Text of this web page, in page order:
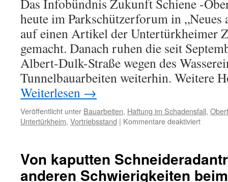
Das Infobündnis Zukunft Schiene -
heute im Parkschützerforum in „Neues
auf einen Artikel der Untertürkheimer
gemacht. Danach ruhen die seit
Albert-Dulk-Straße wegen des
Tunnelbauarbeiten weiterhin. Weitere
Weiterlesen →
Veröffentlicht unter Bauarbeiten, Haftung im Schadensfall,
Untertürkheim, Vortriebsstand | Kommentare deaktiviert
Von kaputten
anderen Schwierigkeiten